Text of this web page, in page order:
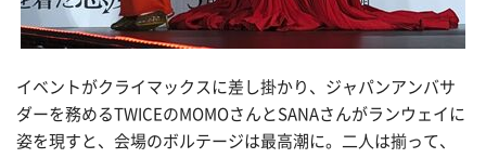
イベントがクライマックスに差し掛かり、ジャパンアンバサ
ダーを務めるTWICEのMOMOさんとSANAさんがランウェイに
姿を現すと、会場のボルテージは最高潮に。二人は揃って、